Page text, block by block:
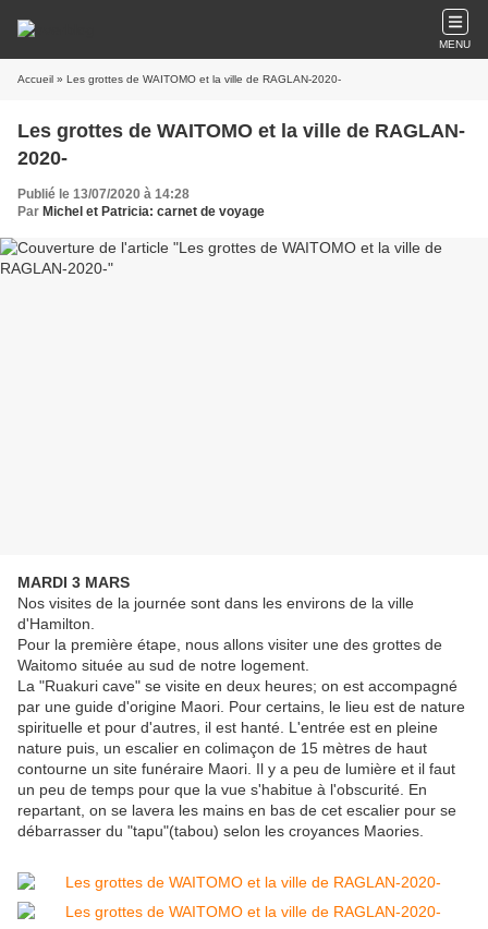
MENU
Accueil » Les grottes de WAITOMO et la ville de RAGLAN-2020-
Les grottes de WAITOMO et la ville de RAGLAN-
2020-
Publié le 13/07/2020 à 14:28
Par Michel et Patricia: carnet de voyage
MARDI 3 MARS
Nos visites de la journée sont dans les environs de la ville
d'Hamilton.
Pour la première étape, nous allons visiter une des grottes de
Waitomo située au sud de notre logement.
La "Ruakuri cave" se visite en deux heures; on est accompagné
par une guide d'origine Maori. Pour certains, le lieu est de nature
spirituelle et pour d'autres, il est hanté. L'entrée est en pleine
nature puis, un escalier en colimaçon de 15 mètres de haut
contourne un site funéraire Maori. Il y a peu de lumière et il faut
un peu de temps pour que la vue s'habitue à l'obscurité. En
repartant, on se lavera les mains en bas de cet escalier pour se
débarrasser du "tapu"(tabou) selon les croyances Maories.